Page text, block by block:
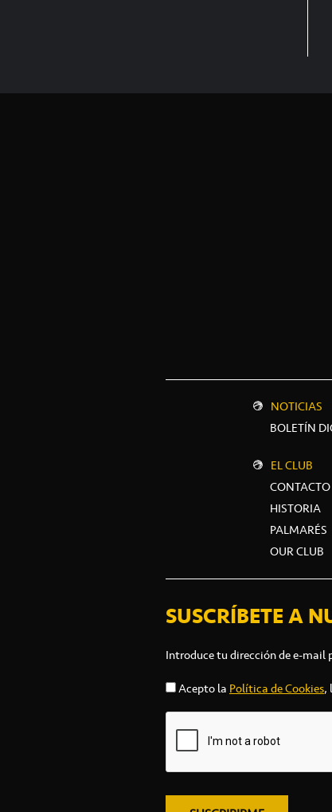
NOTICIAS
BOLETÍN
EL CLUB
CONTACTO
HISTORIA
PALMARÉS
OUR CLUB
SUSCRÍBETE A
Introduce tu dirección de e-mail
Acepto la Política de Cookies,